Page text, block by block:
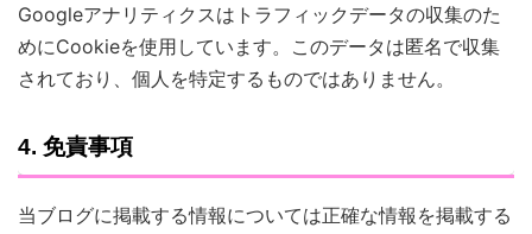
Googleアナリティクスはトラフィックデータの収集のた
めにCookieを使用しています。このデータは匿名で収集
されており、個人を特定するものではありません。
4. 免責事項
当ブログに掲載する情報については正確な情報を掲載する